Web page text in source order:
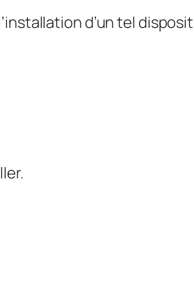
d’un tel